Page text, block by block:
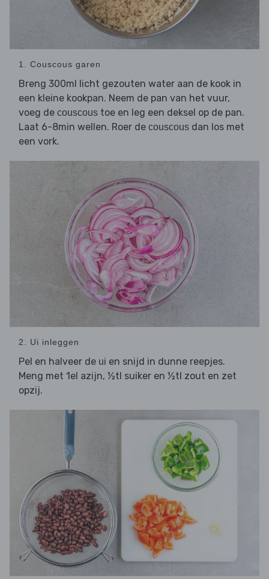
1. Couscous garen
Breng 300ml licht gezouten water aan de kook in
een kleine kookpan. Neem de pan van het vuur,
voeg de couscous toe en leg een deksel op de pan.
Laat 6-8min wellen. Roer de couscous dan los met
een vork.
2. Ui inleggen
Pel en halveer de ui en snijd in dunne reepjes.
Meng met 1el azijn, ½tl suiker en ½tl zout en zet
opzij.